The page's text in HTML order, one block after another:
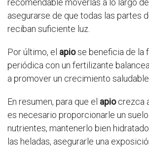
recomendable moverlas a lo largo
asegurarse de que todas las partes
reciban suficiente luz.
Por último, el apiose beneficia de la
periódica con un fertilizante
a promover un crecimiento
En resumen, para que el apiocrezca
es necesario proporcionarle un
nutrientes, mantenerlo bien
las heladas, asegurarle una